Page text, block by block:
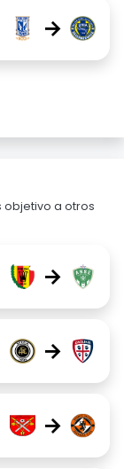
→
objetivo a otros
→
→
→